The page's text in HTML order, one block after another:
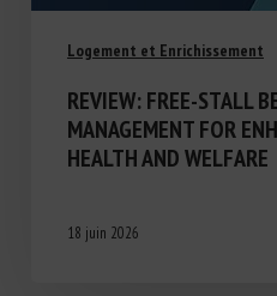
Logement et Enrichissement
REVIEW: FREE-STALL
MANAGEMENT FOR
HEALTH AND WELFARE
18 juin 2026